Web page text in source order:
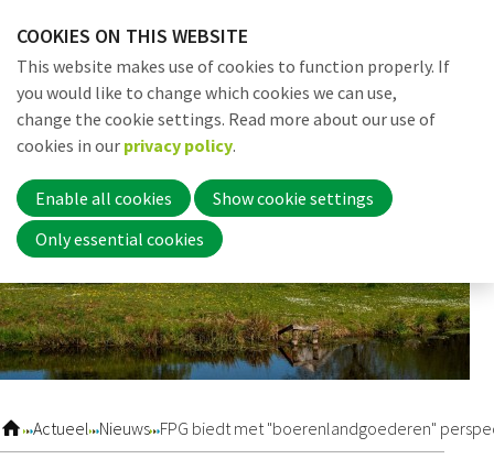
links
Jump
to
navigation
to
main
content
Actueel Nieuws FPG biedt met "boerenlandgoederen"
Home
COOKIES ON THIS WEBSITE
This website makes use of cookies to function properly. If
you would like to change which cookies we can use,
change the cookie settings. Read more about our use of
cookies in our privacy policy.
Enable all cookies
Show cookie settings
Only essential cookies